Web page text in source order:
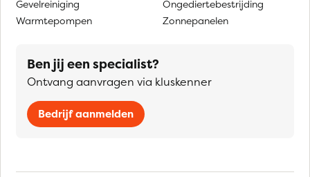
Gevelreiniging
Warmtepompen
Ongediertebestrijding
Zonnepanelen
Ben jij een specialist?
Ontvang aanvragen via kluskenner
Bedrijf aanmelden